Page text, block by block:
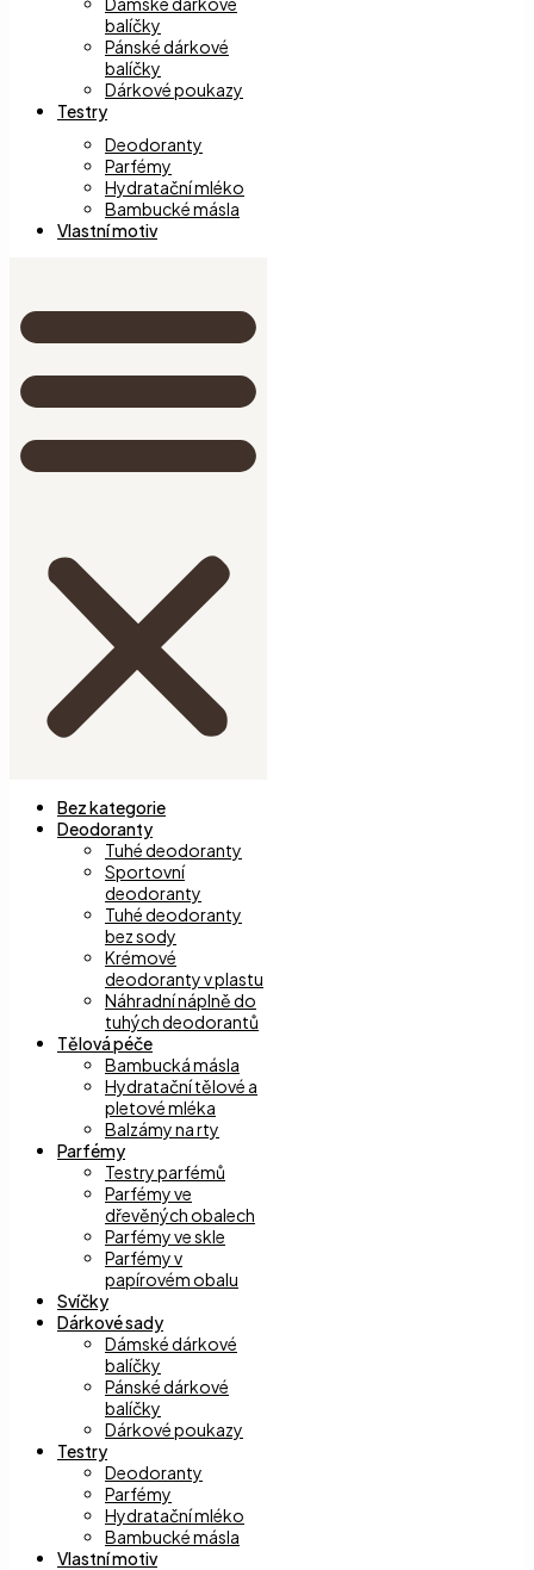
balíčky
Pánské dárkové
balíčky
Dárkové poukazy
Testry
Deodoranty
Parfémy
Hydratační mléko
Bambucké másla
Vlastní motiv
Bez kategorie
Deodoranty
Tuhé deodoranty
Sportovní
deodoranty
Tuhé deodoranty
bez sody
Krémové
deodoranty v plastu
Náhradní náplně do
tuhých deodorantů
Tělová péče
Bambucká másla
Hydratační tělové a
pletové mléka
Balzámy na rty
Parfémy
Testry parfémů
Parfémy ve
dřevěných obalech
Parfémy ve skle
Parfémy v
papírovém obalu
Svíčky
Dárkové sady
Dámské dárkové
balíčky
Pánské dárkové
balíčky
Dárkové poukazy
Testry
Deodoranty
Parfémy
Hydratační mléko
Bambucké másla
Vlastní motiv